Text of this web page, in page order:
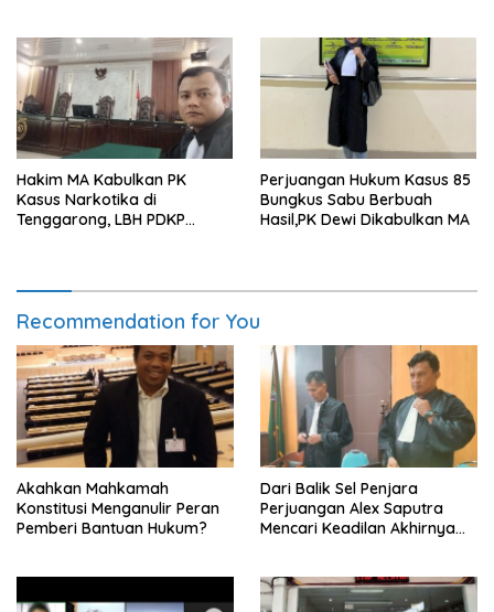
Hakim MA Kabulkan PK
Kasus Narkotika di
Tenggarong, LBH PDKP
Perjuangan Hukum Kasus 85
Bungkus Sabu Berbuah
Hasil,PK Dewi Dikabulkan MA
Recommendation for You
Akahkan Mahkamah
Konstitusi Menganulir Peran
Pemberi Bantuan Hukum?
Dari Balik Sel Penjara
Perjuangan Alex Saputra
Mencari Keadilan Akhirnya